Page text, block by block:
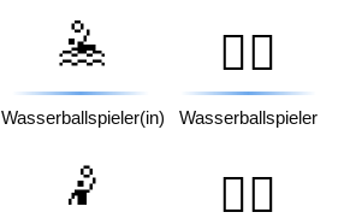
🤽
Wasserballspieler(in)
🤽‍♂️
Wasserballspieler
🤾 🤾‍♂️